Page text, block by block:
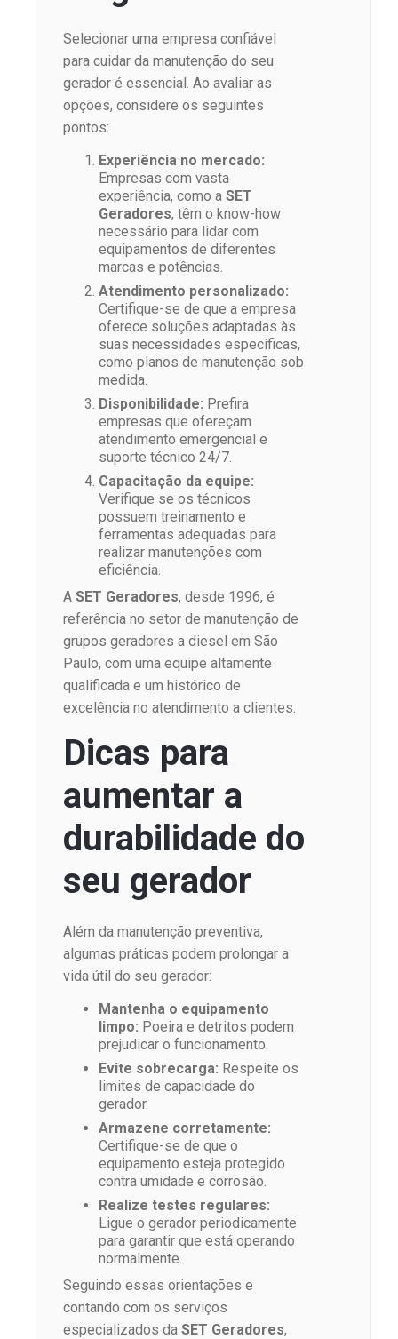
Selecionar uma empresa confiável
para cuidar da manutenção do seu
gerador é essencial. Ao avaliar as
opções, considere os seguintes
pontos:
Experiência no mercado:
Empresas com vasta
experiência, como a SET
Geradores, têm o know-how
necessário para lidar com
equipamentos de diferentes
marcas e potências.
Atendimento personalizado:
Certifique-se de que a empresa
oferece soluções adaptadas às
suas necessidades específicas,
como planos de manutenção sob
medida.
Disponibilidade: Prefira
empresas que ofereçam
atendimento emergencial e
suporte técnico 24/7.
Capacitação da equipe:
Verifique se os técnicos
possuem treinamento e
ferramentas adequadas para
realizar manutenções com
eficiência.
A SET Geradores, desde 1996, é
referência no setor de manutenção de
grupos geradores a diesel em São
Paulo, com uma equipe altamente
qualificada e um histórico de
excelência no atendimento a clientes.
Dicas para
aumentar a
durabilidade do
seu gerador
Além da manutenção preventiva,
algumas práticas podem prolongar a
vida útil do seu gerador:
Mantenha o equipamento
limpo: Poeira e detritos podem
prejudicar o funcionamento.
Evite sobrecarga: Respeite os
limites de capacidade do
gerador.
Armazene corretamente:
Certifique-se de que o
equipamento esteja protegido
contra umidade e corrosão.
Realize testes regulares:
Ligue o gerador periodicamente
para garantir que está operando
normalmente.
Seguindo essas orientações e
contando com os serviços
especializados da SET Geradores,